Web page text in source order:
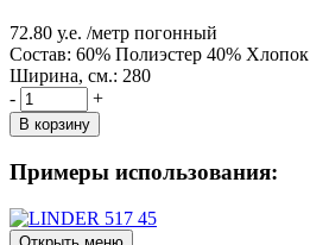
72.80 у.е. /метр погонный
Состав: 60% Полиэстер 40% Хлопок
Ширина, см.: 280
-
+
В корзину
Примеры использования: